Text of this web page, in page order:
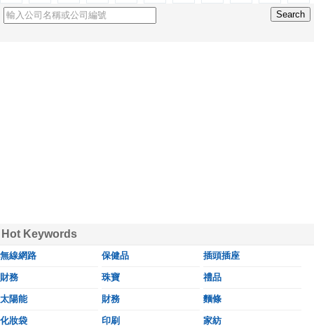
Hot Keywords
無線網路 保健品 插頭插座
財務 珠寶 禮品
太陽能 財務 麵條
化妝袋 印刷 家紡